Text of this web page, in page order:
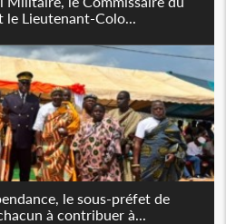
le Lieutenant-Colo...
le sous-préfet de
à contribuer à...